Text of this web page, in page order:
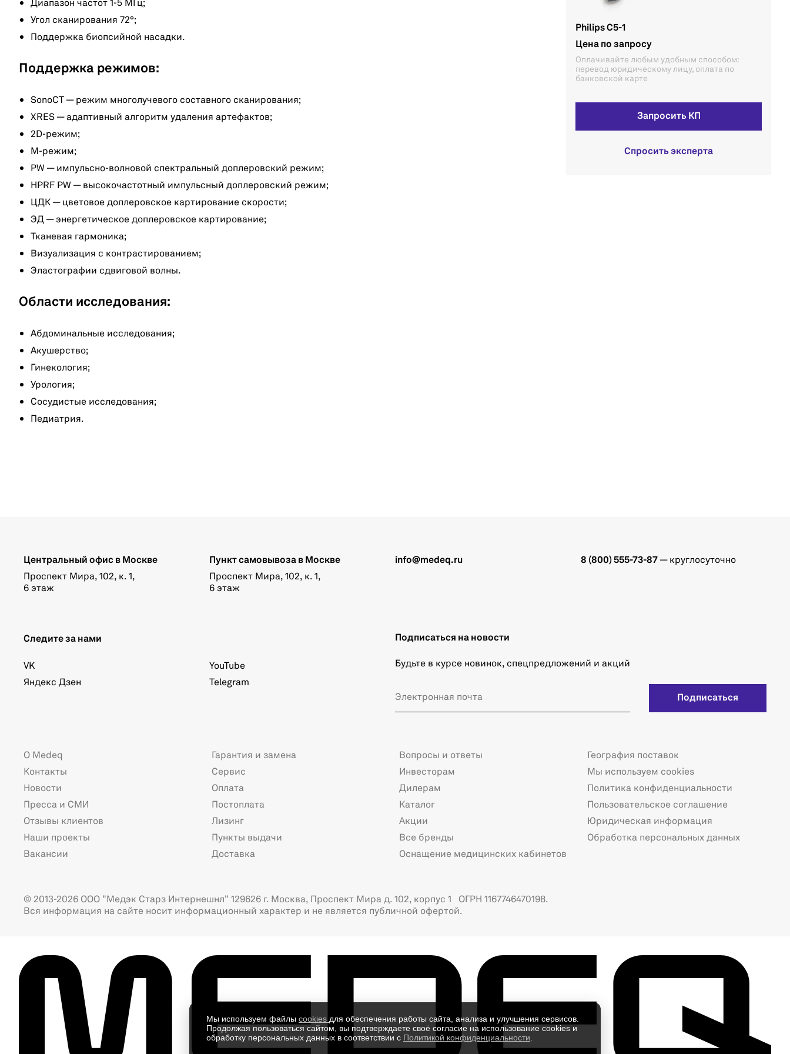
Диапазон частот 1-5 МГц;
Угол сканирования 72°;
Поддержка биопсийной насадки.
Поддержка режимов:
SonoCT — режим многолучевого составного сканирования;
XRES — адаптивный алгоритм удаления артефактов;
2D-режим;
M-режим;
PW — импульсно-волновой спектральный доплеровский режим;
HPRF PW — высокочастотный импульсный доплеровский режим;
ЦДК — цветовое доплеровское картирование скорости;
ЭД — энергетическое доплеровское картирование;
Тканевая гармоника;
Визуализация с контрастированием;
Эластографии сдвиговой волны.
Области исследования:
Абдоминальные исследования;
Акушерство;
Гинекология;
Урология;
Сосудистые исследования;
Педиатрия.
Philips C5-1
Цена по запросу
Оплачивайте любым удобным способом:
перевод юридическому лицу, оплата по
банковской карте
Запросить КП
Спросить эксперта
info@medeq.ru 8 (800) 555-73-87 — круглосуточно
Центральный офис в Москве
Проспект Мира, 102, к. 1,
6 этаж
Пункт самовывоза в Москве
Проспект Мира, 102, к. 1,
6 этаж
Следите за нами
VK
Яндекс Дзен
YouTube
Telegram
Подписаться на новости
Будьте в курсе новинок, спецпредложений и акций
Подписаться
О Medeq
Контакты
Новости
Пресса и СМИ
Отзывы клиентов
Наши проекты
Вакансии
Гарантия и замена
Сервис
Оплата
Постоплата
Лизинг
Пункты выдачи
Доставка
Вопросы и ответы
Инвесторам
Дилерам
Каталог
Акции
Все бренды
Оснащение медицинских кабинетов
География поставок
Мы используем cookies
Политика конфиденциальности
Пользовательское соглашение
Юридическая информация
Обработка персональных данных
© 2013-2026 ООО "Медэк Старз Интернешнл" 129626 г. Москва, Проспект Мира д. 102, корпус 1 ОГРН 1167746470198.
Вся информация на сайте носит информационный характер и не является публичной офертой.
Мы используем файлы cookies для обеспечения работы сайта, анализа и улучшения сервисов.
Продолжая пользоваться сайтом, вы подтверждаете своё согласие на использование cookies и
обработку персональных данных в соответствии с Политикой конфиденциальности